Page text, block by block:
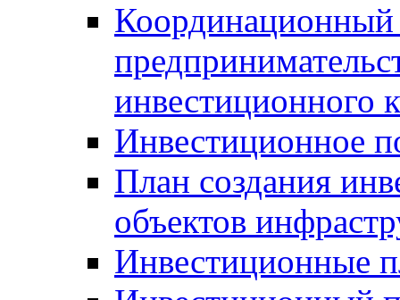
Координационный
инвестиционного
Инвестиционное
План создания
объектов
Инвестиционные